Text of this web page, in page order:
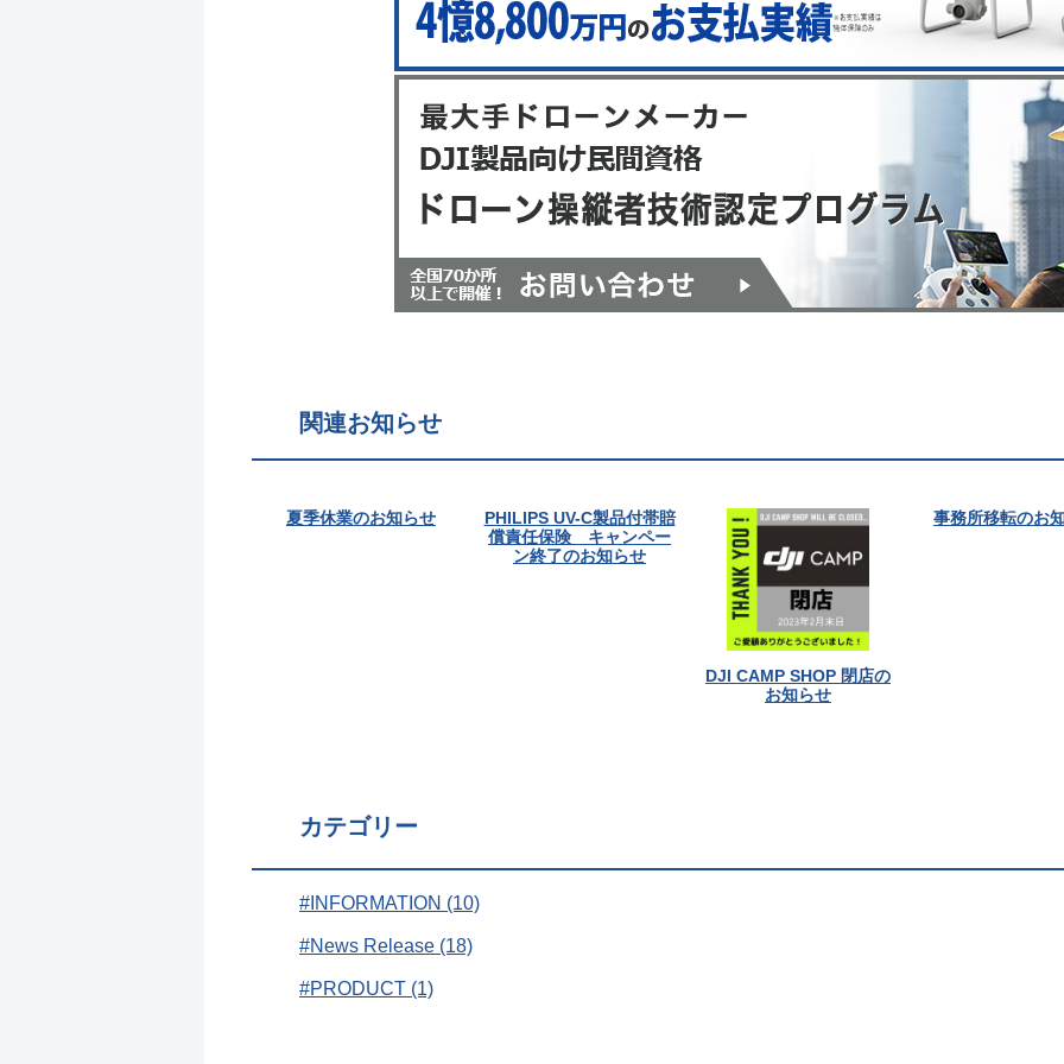
関連お知らせ
夏季休業のお知らせ
PHILIPS UV-C製品付帯賠
償責任保険 キャンペー
ン終了のお知らせ
DJI CAMP SHOP 閉店の
お知らせ
事務所移転のお
カテゴリー
#INFORMATION (10)
#News Release (18)
#PRODUCT (1)